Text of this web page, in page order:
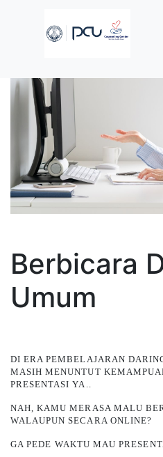
Berbicara
Umum
DI ERA PEMBELAJARAN
MASIH MENUNTUT
PRESENTASI YA..
NAH, KAMU MERASA MALU
WALAUPUN SECARA ONLINE?
GA PEDE WAKTU MAU